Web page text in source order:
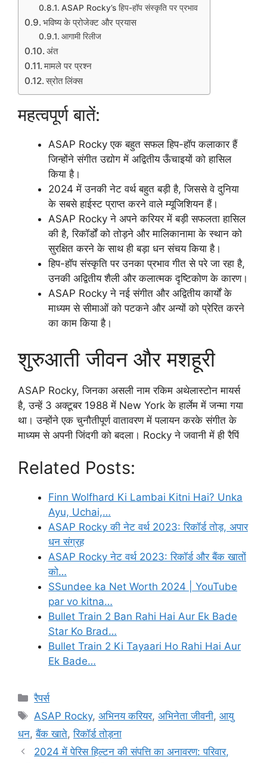
ASAP Rocky’s हिप-हॉप संस्कृति पर प्रभाव
भविष्य के प्रोजेक्ट और प्रयास
आगामी रिलीज
अंत
मामले पर प्रश्न
स्रोत लिंक्स
महत्वपूर्ण बातें:
ASAP Rocky एक बहुत सफल हिप-हॉप कलाकार हैं
जिन्होंने संगीत उद्योग में अद्वितीय ऊँचाइयों को हासिल
किया है।
2024 में उनकी नेट वर्थ बहुत बड़ी है, जिससे वे दुनिया
के सबसे हाईस्ट प्राप्त करने वाले म्यूजिशियन हैं।
ASAP Rocky ने अपने करियर में बड़ी सफलता हासिल
की है, रिकॉर्डों को तोड़ने और मालिकानामा के स्थान को
सुरक्षित करने के साथ ही बड़ा धन संचय किया है।
हिप-हॉप संस्कृति पर उनका प्रभाव गीत से परे जा रहा है,
उनकी अद्वितीय शैली और कलात्मक दृष्टिकोण के कारण।
ASAP Rocky ने नई संगीत और अद्वितीय कार्यों के
माध्यम से सीमाओं को पटकने और अन्यों को प्रेरित करने
का काम किया है।
शुरुआती जीवन और मशहूरी
ASAP Rocky, जिनका असली नाम रकिम अथेलास्टोन मायर्स
है, उन्हें 3 अक्टूबर 1988 में New York के हार्लेम में जन्मा गया
था। उन्होंने एक चुनौतीपूर्ण वातावरण में पलायन करके संगीत के
माध्यम से अपनी जिंदगी को बदला। Rocky ने जवानी में ही रैपिं
Related Posts:
Finn Wolfhard Ki Lambai Kitni Hai? Unka
Ayu, Uchai,…
ASAP Rocky की नेट वर्थ 2023: रिकॉर्ड तोड़, अपार
धन संग्रह
ASAP Rocky नेट वर्थ 2023: रिकॉर्ड और बैंक खातों
को…
SSundee ka Net Worth 2024 | YouTube
par vo kitna…
Bullet Train 2 Ban Rahi Hai Aur Ek Bade
Star Ko Brad…
Bullet Train 2 Ki Tayaari Ho Rahi Hai Aur
Ek Bade…
Categories
रैपर्स
Tags
ASAP Rocky,अभिनय करियर,अभिनेता जीवनी,आयु
धन,बैंक खाते,रिकॉर्ड तोड़ना
2024 में पेरिस हिल्टन की संपत्ति का अनावरण: परिवार,